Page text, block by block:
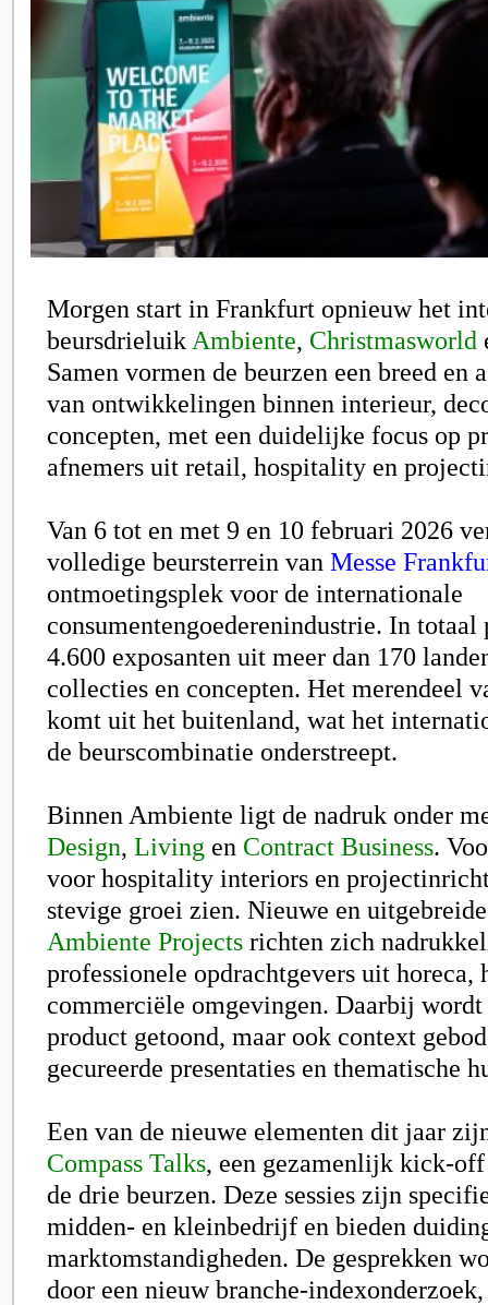
Morgen start in Frankfurt opnieuw het
beursdrieluik Ambiente, Christmasworld
Samen vormen de beurzen een breed en
van ontwikkelingen binnen interieur,
concepten, met een duidelijke focus op
afnemers uit retail, hospitality en
Van 6 tot en met 9 en 10 februari 2026
volledige beursterrein van Messe
ontmoetingsplek voor de internationale
consumentengoederenindustrie. In totaal
4.600 exposanten uit meer dan 170
collecties en concepten. Het merendeel
komt uit het buitenland, wat het
de beurscombinatie onderstreept.
Binnen Ambiente ligt de nadruk onder
Design, Living en Contract Business.
voor hospitality interiors en
stevige groei zien. Nieuwe en
Ambiente Projects richten zich
professionele opdrachtgevers uit horeca,
commerciële omgevingen. Daarbij
product getoond, maar ook context
gecureerde presentaties en thematische
Een van de nieuwe elementen dit jaar
Compass Talks, een gezamenlijk kick-
de drie beurzen. Deze sessies zijn
midden- en kleinbedrijf en bieden
marktomstandigheden. De gesprekken
door een nieuw branche-